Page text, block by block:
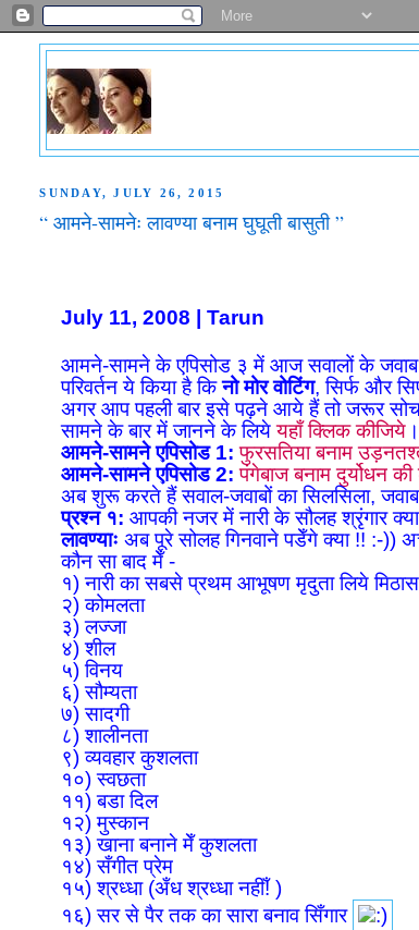
SUNDAY, JULY 26, 2015
“ आमने-सामनेः लावण्या बनाम घुघूती बासुती ”
July 11, 2008 | Tarun
आमने-सामने के एपिसोड ३ में आज सवालों के
परिवर्तन ये किया है किनो मोर वोटिंग, सिर्फ और
अगर आप पहली बार इसे पढ़ने आये हैं तो जरूर
सामने के बार में जानने के लियेयहाँ क्लिक कीजिये ।
आमने-सामने एपिसोड 1: फुरसतिया बनाम
आमने-सामने एपिसोड 2: पंगेबाज बनाम दुर्योधन की
अब शुरू करते हैं सवाल-जवाबों का सिलसिला,
प्रश्न १: आपकी नजर में नारी के सौलह श्रृंगार क्या
लावण्याः अब पूरे सोलह गिनवाने पडेँगे क्या !! :-))
कौन सा बाद मेँ -
१) नारी का सबसे प्रथम आभूषण मृदुता लिये मिठास
२) कोमलता
३) लज्जा
४) शील
५) विनय
६) सौम्यता
७) सादगी
८) शालीनता
९) व्यवहार कुशलता
१०) स्वछता
११) बडा दिल
१२) मुस्कान
१३) खाना बनाने मेँ कुशलता
१४) सँगीत प्रेम
१५) श्रध्धा (अँध श्रध्धा नहीँ! )
१६) सर से पैर तक का सारा बनाव सिँगार